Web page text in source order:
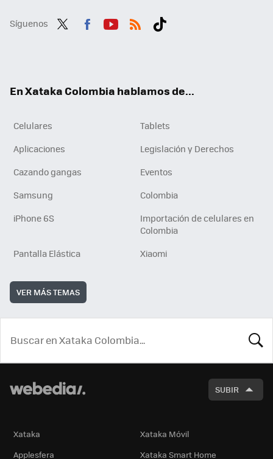
Síguenos
En Xataka Colombia hablamos de...
Celulares
Tablets
Aplicaciones
Legislación y Derechos
Cazando gangas
Eventos
Samsung
Colombia
iPhone 6S
Importación de celulares en
Colombia
Pantalla Elástica
Xiaomi
VER MÁS TEMAS
SUBIR
Xataka
Xataka Móvil
Applesfera
Xataka Smart Home